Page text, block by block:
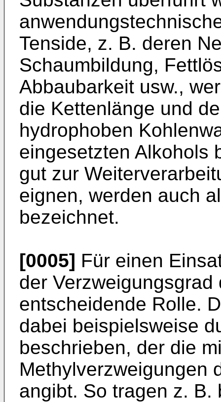
Tenside, z. B. deren
Schaumbildung,
Abbaubarkeit usw.,
die Kettenlänge und
hydrophoben
eingesetzten Alkohols
gut zur
eignen, werden auch
bezeichnet.
[0005] Für einen
der
entscheidende Rolle.
dabei beispielsweise
beschrieben, der die
Methylverzweigungen
angibt. So tragen z. B.